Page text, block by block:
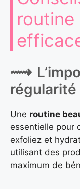
régularité
Une routine
essentielle pour
exfoliez et
utilisant des
maximum de